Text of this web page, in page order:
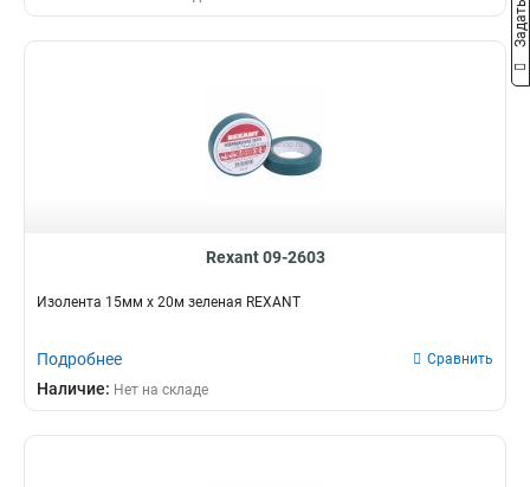
Rexant 09-2603
Изолента 15мм х 20м зеленая REXANT
Подробнее Сравнить
Наличие: Нет на складе